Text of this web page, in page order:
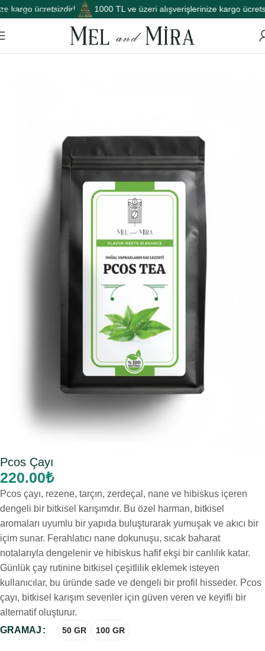
Skip to main content
kargo ücretsizdir! 1000 TL ve üzeri alışverişlerinize kargo
Çay Form Çayı Rahatlama Çayı
Pcos Çayı
220.00₺
Pcos çayı, rezene, tarçın, zerdeçal, nane ve hibiskus içeren
dengeli bir bitkisel karışımdır. Bu özel harman, bitkisel
aromaları uyumlu bir yapıda buluşturarak yumuşak ve akıcı bir
içim sunar. Ferahlatıcı nane dokunuşu, sıcak baharat
notalarıyla dengelenir ve hibiskus hafif ekşi bir canlılık katar.
Günlük çay rutinine bitkisel çeşitlilik eklemek isteyen
kullanıcılar, bu üründe sade ve dengeli bir profil hisseder. Pcos
çayı, bitkisel karışım sevenler için güven veren ve keyifli bir
alternatif oluşturur.
GRAMAJ
50 GR 100 GR